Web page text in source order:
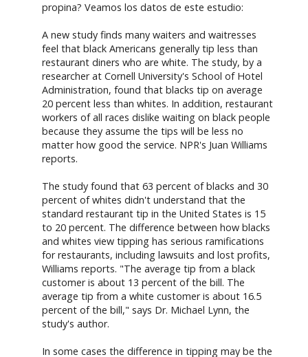
propina? Veamos los datos de este estudio:
A new study finds many waiters and waitresses
feel that black Americans generally tip less than
restaurant diners who are white. The study, by a
researcher at Cornell University's School of Hotel
Administration, found that blacks tip on average
20 percent less than whites. In addition, restaurant
workers of all races dislike waiting on black people
because they assume the tips will be less no
matter how good the service. NPR's Juan Williams
reports.
The study found that 63 percent of blacks and 30
percent of whites didn't understand that the
standard restaurant tip in the United States is 15
to 20 percent. The difference between how blacks
and whites view tipping has serious ramifications
for restaurants, including lawsuits and lost profits,
Williams reports. "The average tip from a black
customer is about 13 percent of the bill. The
average tip from a white customer is about 16.5
percent of the bill," says Dr. Michael Lynn, the
study's author.
In some cases the difference in tipping may be the